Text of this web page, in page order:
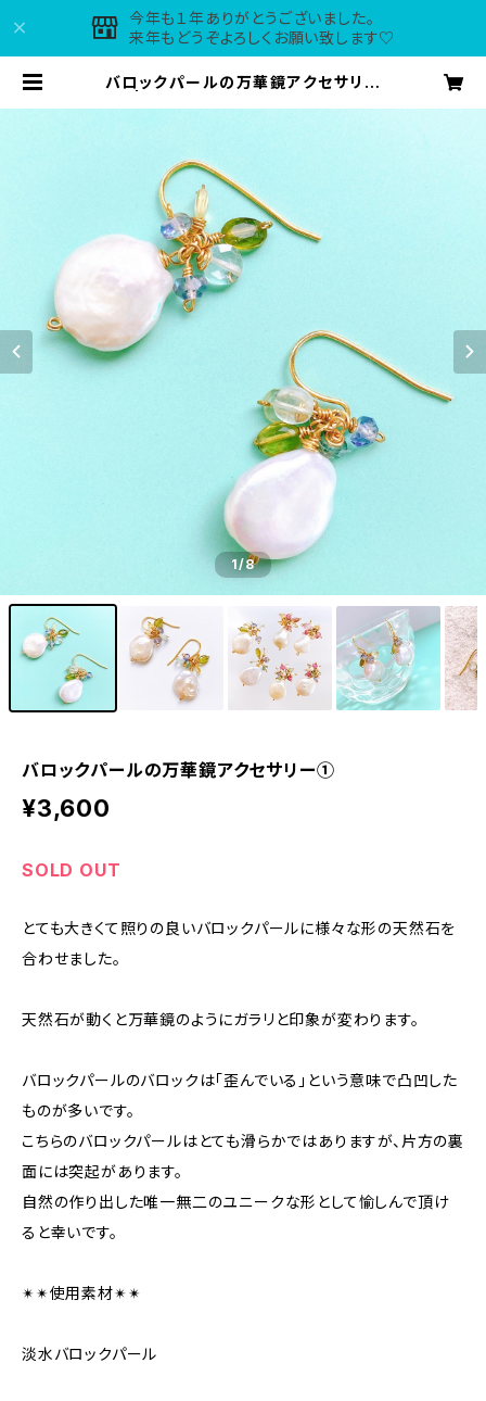
今年も１年ありがとうございました。
来年もどうぞよろしくお願い致します♡
バロックパールの万華鏡アクセサリー
1/8
バロックパールの万華鏡アクセサリー①
¥3,600
SOLD OUT
とても大きくて照りの良いバロックパールに様々な形の天然石を
合わせました。
天然石が動くと万華鏡のようにガラリと印象が変わります。
バロックパールのバロックは「歪んでいる」という意味で凸凹した
ものが多いです。
こちらのバロックパールはとても滑らかではありますが、片方の裏
面には突起があります。
自然の作り出した唯一無二のユニークな形として愉しんで頂け
ると幸いです。
✴︎✴︎使用素材✴︎✴︎
淡水バロックパール